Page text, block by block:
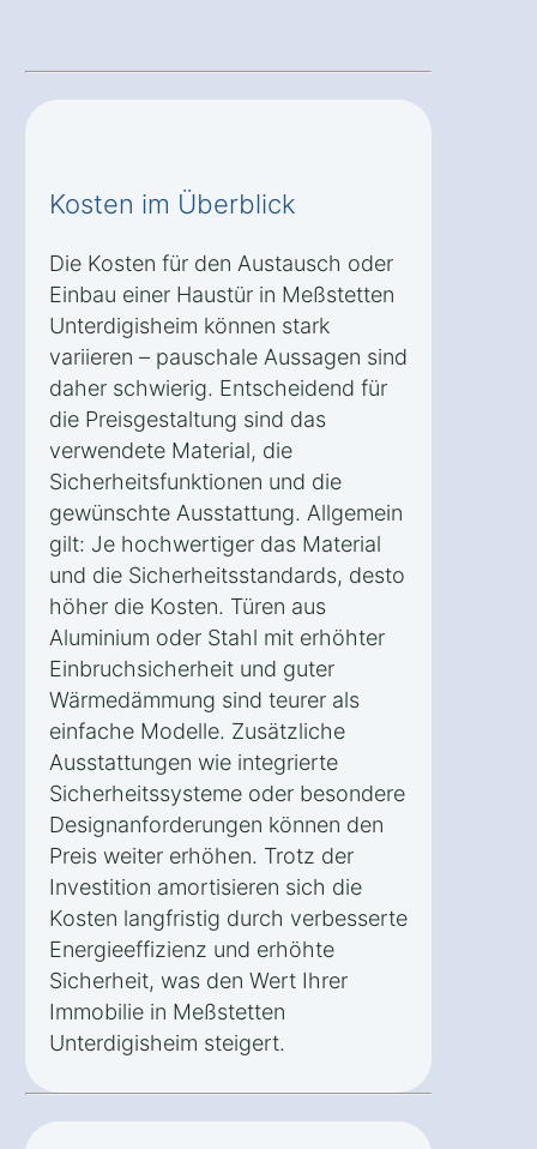
Kosten im Überblick
Die Kosten für den Austausch oder
Einbau einer Haustür in Meßstetten
Unterdigisheim können stark
variieren – pauschale Aussagen sind
daher schwierig. Entscheidend für
die Preisgestaltung sind das
verwendete Material, die
Sicherheitsfunktionen und die
gewünschte Ausstattung. Allgemein
gilt: Je hochwertiger das Material
und die Sicherheitsstandards, desto
höher die Kosten. Türen aus
Aluminium oder Stahl mit erhöhter
Einbruchsicherheit und guter
Wärmedämmung sind teurer als
einfache Modelle. Zusätzliche
Ausstattungen wie integrierte
Sicherheitssysteme oder besondere
Designanforderungen können den
Preis weiter erhöhen. Trotz der
Investition amortisieren sich die
Kosten langfristig durch verbesserte
Energieeffizienz und erhöhte
Sicherheit, was den Wert Ihrer
Immobilie in Meßstetten
Unterdigisheim steigert.